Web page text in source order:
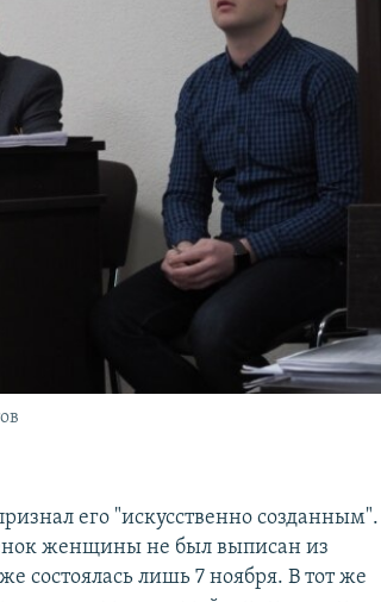
его "искусственно созданным".
женщины не был выписан из
состоялась лишь 7 ноября. В тот же